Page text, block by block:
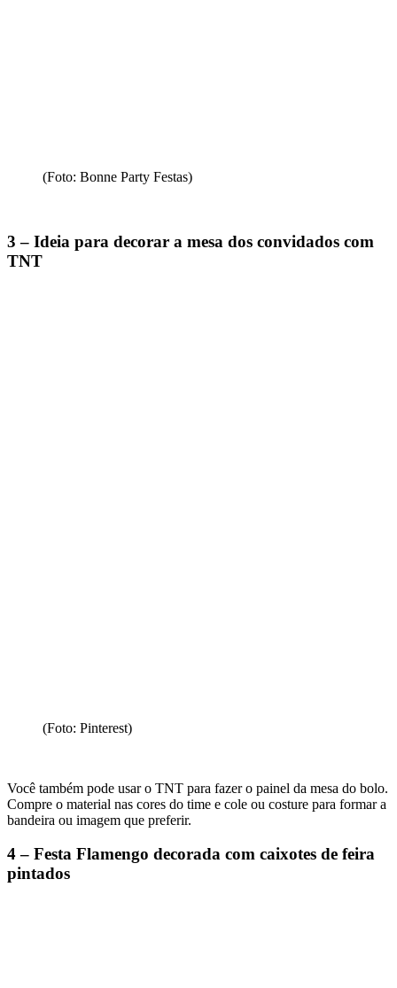
(Foto: Bonne Party Festas)
3 – Ideia para decorar a mesa dos convidados com
TNT
(Foto: Pinterest)
Você também pode usar o TNT para fazer o painel da mesa do bolo.
Compre o material nas cores do time e cole ou costure para formar a
bandeira ou imagem que preferir.
4 – Festa Flamengo decorada com caixotes de feira
pintados